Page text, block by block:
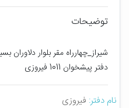
توضیحات
دفتر پیشخوان 1011 فیروزی
نام دفتر: فیروزی